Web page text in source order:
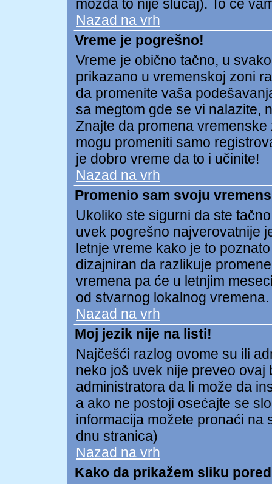
možda to nije slučaj). To će
Nazad na vrh
Vreme je pogrešno!
Vreme je obično tačno, u
prikazano u vremenskoj zoni
da promenite vaša
sa megtom gde se vi nalazite,
Znajte da promena
mogu promeniti samo
je dobro vreme da to i učinite!
Nazad na vrh
Promenio sam svoju
Ukoliko ste sigurni da ste
uvek pogrešno najverovatnije
letnje vreme kako je to
dizajniran da razlikuje
vremena pa će u letnjim
od stvarnog lokalnog vremena.
Nazad na vrh
Moj jezik nije na listi!
Najčešći razlog ovome su ili
neko još uvek nije preveo ovaj
administratora da li može da
a ako ne postoji osećajte se
informacija možete pronaći na
dnu stranica)
Nazad na vrh
Kako da prikažem sliku